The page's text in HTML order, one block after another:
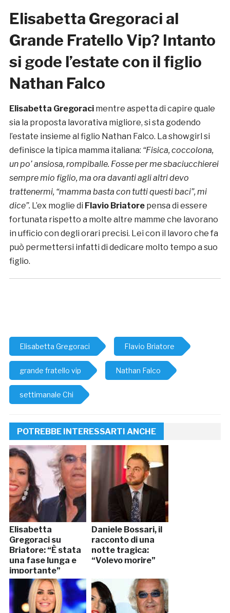
Elisabetta Gregoraci al
Grande Fratello Vip? Intanto
si gode l’estate con il figlio
Nathan Falco
Elisabetta Gregoraci mentre aspetta di capire quale
sia la proposta lavorativa migliore, si sta godendo
l’estate insieme al figlio Nathan Falco. La showgirl si
definisce la tipica mamma italiana: “Fisica, coccolona,
un po’ ansiosa, rompiballe. Fosse per me sbaciucchierei
sempre mio figlio, ma ora davanti agli altri devo
trattenermi, “mamma basta con tutti questi baci”, mi
dice”. L’ex moglie di Flavio Briatore pensa di essere
fortunata rispetto a molte altre mamme che lavorano
in ufficio con degli orari precisi. Lei con il lavoro che fa
può permettersi infatti di dedicare molto tempo a suo
figlio.
Elisabetta Gregoraci Flavio Briatore
grande fratello vip Nathan Falco
settimanale Chi
POTREBBE INTERESSARTI ANCHE
Elisabetta
Gregoraci su
Briatore: “È stata
una fase lunga e
importante”
Daniele Bossari, il
racconto di una
notte tragica:
“Volevo morire”